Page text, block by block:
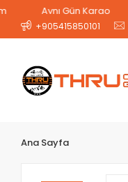
Aynı Gün Kargo
+905415850101
Ana Sayfa